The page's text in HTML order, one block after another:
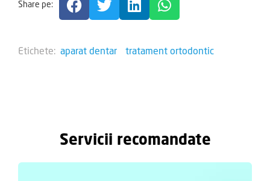
Share pe:
Etichete: aparat dentar tratament ortodontic
Servicii recomandate